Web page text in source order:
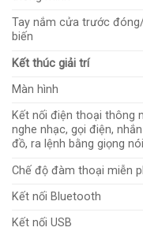
Tay nắm cửa trước
biến
Kết thúc giải trí
Màn hình
Kết nối điện thoại thông
nghe nhạc, gọi điện,
đồ, ra lệnh bằng giọng nói
Chế độ đàm thoại miễn
Kết nối Bluetooth
Kết nối USB